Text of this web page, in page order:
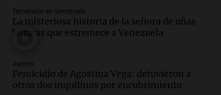
Panorama Federal
Episodios
Audio.La justicia reconoce el COVID
como enfermedad laboral tras caso de
Panorama Federal
Episodios
Audio.Mujer de más de 30 años muere
Terremoto en Venezuela
La misteriosa historia de la señora de uñas
bonitas que estremece a Venezuela
Juntos
Femicidio de Agostina Vega: detuvieron a
otros dos inquilinos por encubrimiento